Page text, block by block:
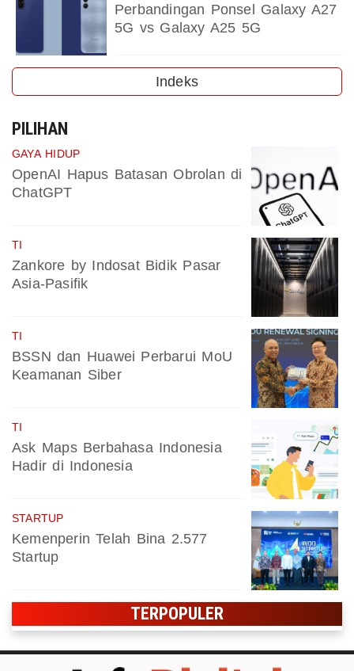
Perbandingan Ponsel Galaxy A27
5G vs Galaxy A25 5G
Indeks
PILIHAN
GAYA HIDUP
OpenAI Hapus Batasan Obrolan di
ChatGPT
TI
Zankore by Indosat Bidik Pasar
Asia-Pasifik
TI
BSSN dan Huawei Perbarui MoU
Keamanan Siber
TI
Ask Maps Berbahasa Indonesia
Hadir di Indonesia
STARTUP
Kemenperin Telah Bina 2.577
Startup
TERPOPULER